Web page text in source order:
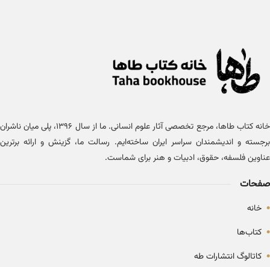
خانه کتاب طاها، مرجع تخصصی آثار علوم انسانی. ما از سال ۱۳۹۶، پلی میان ناشران
برجسته و اندیشمندان سراسر ایران ساخته‌ایم. رسالت ما، گزینش و ارائه برترین
عناوین فلسفه، حقوق، ادبیات و هنر برای شماست.
صفحات
• خانه
• کتاب‌ها
• کاتالوگ انتشارات طه